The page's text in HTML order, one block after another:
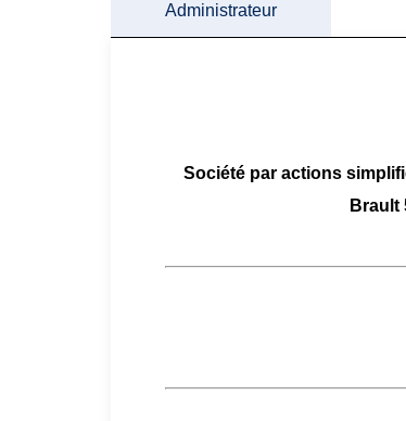
Administrateur
Société par actions
Brault